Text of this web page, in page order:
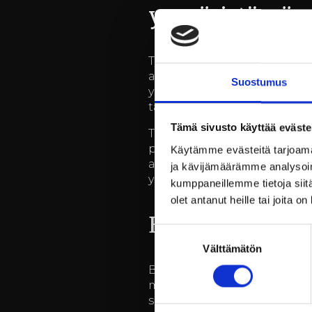
Suostumus
Tämä sivusto käyttää
Käytämme evästeitä
ja kävijämäärämme
kumppaneillemme tietoja
olet antanut heille tai joita
Suostumuksen
Välttämätön
ympäristössä
Työhyvinvointi on
asiakasyrityksilleen
yhdistävät työn ja
tarjoavat rauhoittavan
Tapahtumat Billnäsin
pysyvän vaikutuksen ja
asiakastilaisuus, ruukin
yrityksiä vahvistamaan
Billnäsin ruukin hotelli ja
mahdollisuuden rentoutua
sisustetuista